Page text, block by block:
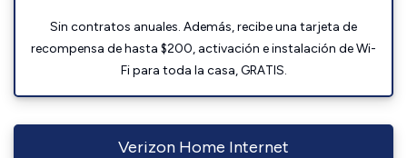
Sin contratos anuales. Además, recibe una tarjeta de
recompensa de hasta $200, activación e instalación de Wi-
Fi para toda la casa, GRATIS.
Verizon Home Internet